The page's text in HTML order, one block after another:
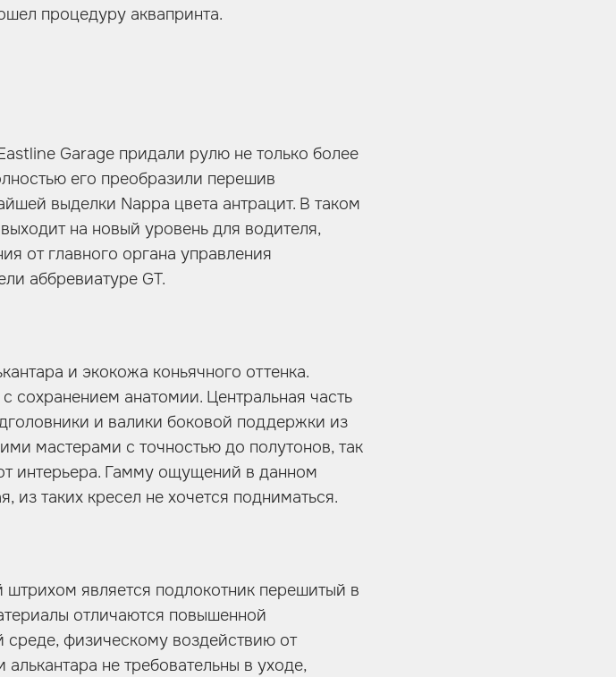
процедуру аквапринта.
Garage придали рулю не только более
его преобразили перешив
выделки Nappa цвета антрацит. В таком
на новый уровень для водителя,
от главного органа управления
аббревиатуре GT.
и экокожа коньячного оттенка.
сохранением анатомии. Центральная часть
и валики боковой поддержки из
мастерами с точностью до полутонов, так
интерьера. Гамму ощущений в данном
из таких кресел не хочется подниматься.
является подлокотник перешитый в
отличаются повышенной
среде, физическому воздействию от
не требовательны в уходе,